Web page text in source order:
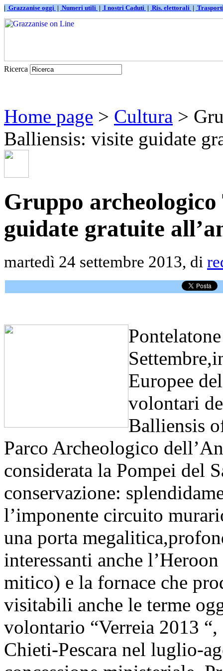
| Grazzanise oggi | Numeri utili | I nostri Caduti | Ris. elettorali |
Ricerca
Home page > Cultura >
Balliensis: visite guidate
Gruppo
guidate gratuite
martedì 24 settembre 2013, di
Europee
volontari
Balliensis
Parco Archeologico
considerata la Pompei del
conservazione:
l’imponente circuito
una porta
interessanti anche
mitico) e la fornace che
visitabili anche le terme
volontario “Verreia 2013
Chieti-Pescara nel luglio-